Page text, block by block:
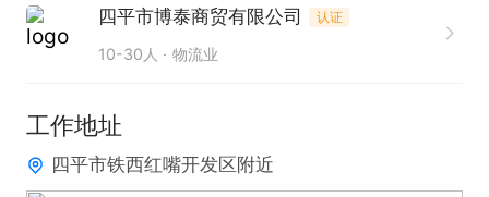
具体细节满足以上条件，电话沟通，若感觉不合适，
四平市博泰商贸有限公司 认证
10-30人 物流业
工作地址
四平市铁西红嘴开发区附近